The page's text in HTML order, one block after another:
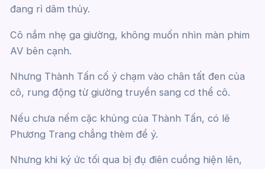
đang rỉ dâm thủy.
Cô nắm nhẹ ga giường, không muốn nhìn màn phim
AV bên cạnh.
Nhưng Thành Tấn cố ý chạm vào chân tất đen của
cô, rung động từ giường truyền sang cơ thể cô.
Nếu chưa nếm cặc khủng của Thành Tấn, có lẽ
Phương Trang chẳng thèm để ý.
Nhưng khi ký ức tối qua bị đụ điên cuồng hiện lên,